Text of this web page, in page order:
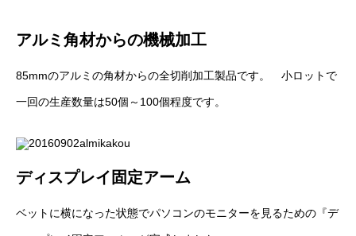
アルミ角材からの機械加工
85mmのアルミの角材からの全切削加工製品です。 小ロットで
一回の生産数量は50個～100個程度です。
ディスプレイ固定アーム
ベットに横になった状態でパソコンのモニターを見るための『デ